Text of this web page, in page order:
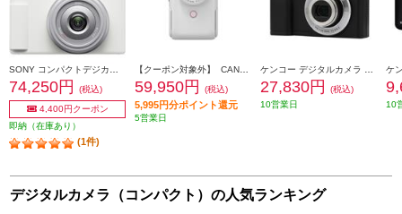
74,250円
(税込)
4,400円クーポン
即納（在庫あり）
(1件)
59,950円 (税込)
5,995円分ポイント還元
5営業日
27,830円
(税込)
10営業日
10
デジタルカメラ（コンパクト）の人気ランキング